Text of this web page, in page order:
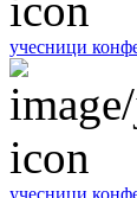
учесници
учесници